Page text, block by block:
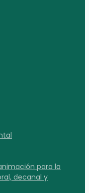
para la
decanal y